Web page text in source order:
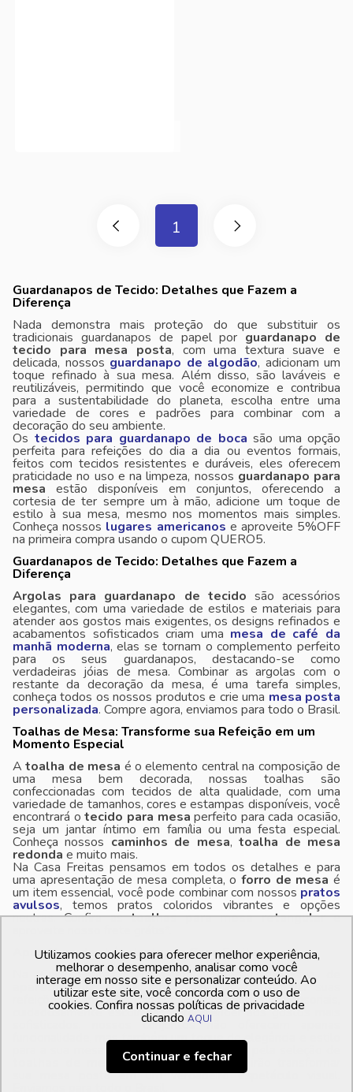
1
Guardanapos de Tecido: Detalhes que Fazem a
Diferença
Nada demonstra mais proteção do que substituir os
tradicionais guardanapos de papel por guardanapo de
tecido para mesa posta, com uma textura suave e
delicada, nossos guardanapo de algodão, adicionam um
toque refinado à sua mesa. Além disso, são laváveis ​​e
reutilizáveis, permitindo que você economize e contribua
para a sustentabilidade do planeta, escolha entre uma
variedade de cores e padrões para combinar com a
decoração do seu ambiente.
Os tecidos para guardanapo de boca são uma opção
perfeita para refeições do dia a dia ou eventos formais,
feitos com tecidos resistentes e duráveis, eles oferecem
praticidade no uso e na limpeza, nossos guardanapo para
mesa estão disponíveis em conjuntos, oferecendo a
cortesia de ter sempre um à mão, adicione um toque de
estilo à sua mesa, mesmo nos momentos mais simples.
Conheça nossos lugares americanos e aproveite 5%OFF
na primeira compra usando o cupom QUERO5.
Guardanapos de Tecido: Detalhes que Fazem a
Diferença
Argolas para guardanapo de tecido são acessórios
elegantes, com uma variedade de estilos e materiais para
atender aos gostos mais exigentes, os designs refinados e
acabamentos sofisticados criam uma mesa de café da
manhã moderna, elas se tornam o complemento perfeito
para os seus guardanapos, destacando-se como
verdadeiras jóias de mesa. Combinar as argolas com o
restante da decoração da mesa, é uma tarefa simples,
conheça todos os nossos produtos e crie uma mesa posta
personalizada. Compre agora, enviamos para todo o Brasil.
Toalhas de Mesa: Transforme sua Refeição em um
Momento Especial
Atoalha de mesa é o elemento central na composição de
uma mesa bem decorada, nossas toalhas são
confeccionadas com tecidos de alta qualidade, com uma
variedade de tamanhos, cores e estampas disponíveis, você
encontrará otecido para mesa perfeito para cada ocasião,
seja um jantar íntimo em família ou uma festa especial.
Conheça nossos caminhos de mesa,toalha de mesa
redonda e muito mais.
Na Casa Freitas pensamos em todos os detalhes e para
uma apresentação de mesa completa, o forro de mesa é
um item essencial, você pode combinar com nossos pratos
avulsos, temos pratos coloridos vibrantes e opções
neutras. Confira astoalhas para mesa retangulare
Aparelhos de chá e Jantar na Casa Freitas
Na Casa Freitas, temos uma seleção exclusiva de
aparelhos de chá e jantarque irão transformar suas
refeições em verdadeiras experiências sensoriais,
cuidadosamente escolhidas para atender aos gostos mais
sofisticados, nossos conjuntos não oferecem apenas
funcionalidade, mas também um toque de elegância e estilo
para a sua mesa posta. Deixe-se encantar pela seleção de
toalhas de mesa e guardanaposque irão transformar
sua mesa posta em um verdadeiro espetáculo visual.
Utilizamos cookies para oferecer melhor experiência,
melhorar o desempenho, analisar como você
interage em nosso site e personalizar conteúdo. Ao
utilizar este site, você concorda com o uso de
cookies. Confira nossas políticas de privacidade
clicando AQUI
Continuar e fechar